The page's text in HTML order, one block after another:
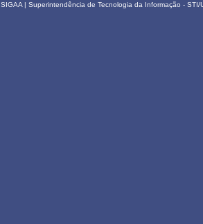
SIGAA | Superintendência de Tecnologia da Informação -